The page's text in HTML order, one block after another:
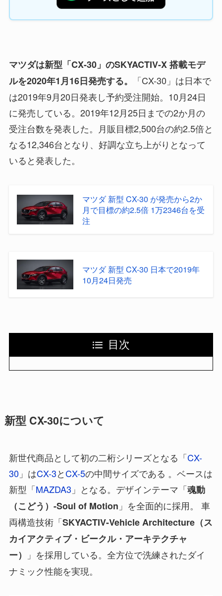
マツダは新型「CX-30」のSKYACTIV-X 搭載モデ
ルを2020年1月16日発売する。
「CX-30」は日本で
は2019年9月20日発表し予約受注開始。10月24日
に発売している。2019年12月25日までの2か月の
受注台数を発表した。月販目標2,500台の約2.5倍と
なる12,346台となり、好調な立ち上がりとなって
いると発表した。
マツダ 新型 CX-30 が発売から2か
月で目標の約2.5倍 1万2346台を受
注
マツダ 新型 CX-30 日本で2019年
10月24日発売
目次
新型 CX-30について
新世代商品として初の二桁シリーズとなる「CX-
30 」はCX-3とCX-5の中間サイズである 。ベースは
新型「MAZDA3 」となる。デザインテーマ「魂動
（こどう）-Soul of Motion 」を全面的に採用。 車
両構造技術「SKYACTIV-Vehicle Architecture（ス
カイアクティブ・ビークル・アーキテクチャ
ー）
」を採用している。全方位で洗練されたダイ
ナミック性能を実現。